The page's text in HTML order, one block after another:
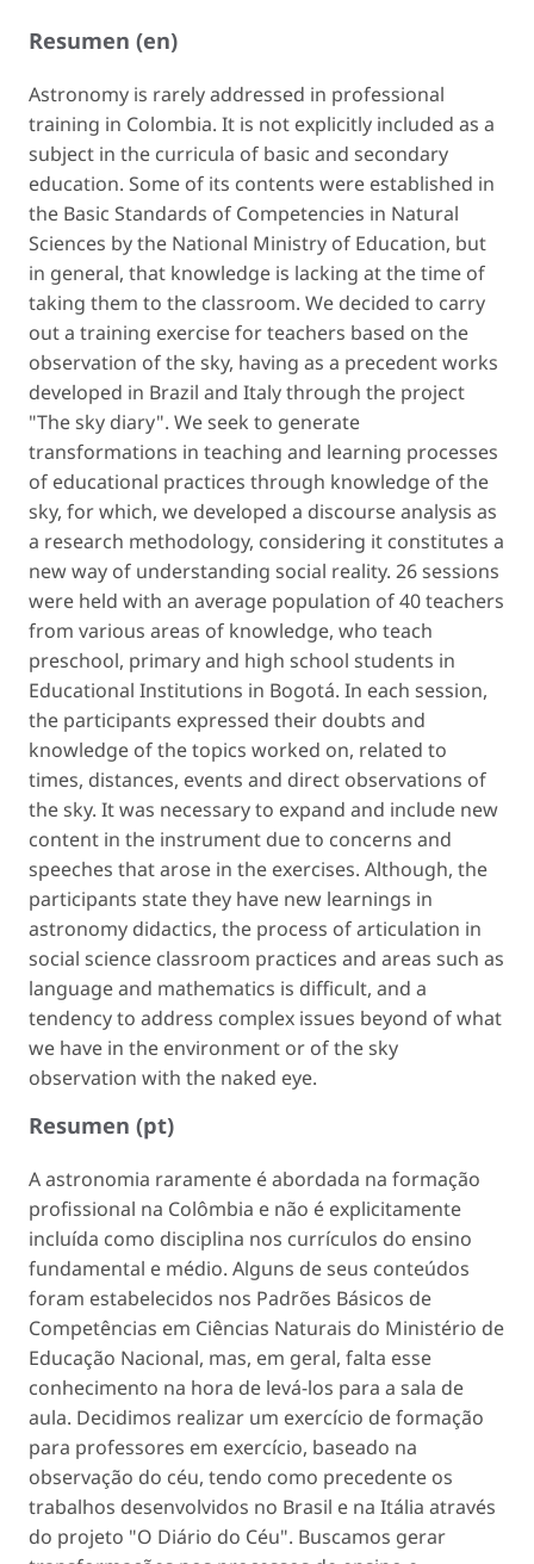
Resumen (en)
Astronomy is rarely addressed in professional
training in Colombia. It is not explicitly included as a
subject in the curricula of basic and secondary
education. Some of its contents were established in
the Basic Standards of Competencies in Natural
Sciences by the National Ministry of Education, but
in general, that knowledge is lacking at the time of
taking them to the classroom. We decided to carry
out a training exercise for teachers based on the
observation of the sky, having as a precedent works
developed in Brazil and Italy through the project
"The sky diary". We seek to generate
transformations in teaching and learning processes
of educational practices through knowledge of the
sky, for which, we developed a discourse analysis as
a research methodology, considering it constitutes a
new way of understanding social reality. 26 sessions
were held with an average population of 40 teachers
from various areas of knowledge, who teach
preschool, primary and high school students in
Educational Institutions in Bogotá. In each session,
the participants expressed their doubts and
knowledge of the topics worked on, related to
times, distances, events and direct observations of
the sky. It was necessary to expand and include new
content in the instrument due to concerns and
speeches that arose in the exercises. Although, the
participants state they have new learnings in
astronomy didactics, the process of articulation in
social science classroom practices and areas such as
language and mathematics is difficult, and a
tendency to address complex issues beyond of what
we have in the environment or of the sky
observation with the naked eye.
Resumen (pt)
A astronomia raramente é abordada na formação
profissional na Colômbia e não é explicitamente
incluída como disciplina nos currículos do ensino
fundamental e médio. Alguns de seus conteúdos
foram estabelecidos nos Padrões Básicos de
Competências em Ciências Naturais do Ministério de
Educação Nacional, mas, em geral, falta esse
conhecimento na hora de levá-los para a sala de
aula. Decidimos realizar um exercício de formação
para professores em exercício, baseado na
observação do céu, tendo como precedente os
trabalhos desenvolvidos no Brasil e na Itália através
do projeto "O Diário do Céu". Buscamos gerar